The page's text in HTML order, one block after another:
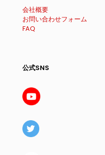
会社概要
お問い合わせフォーム
FAQ
公式SNS